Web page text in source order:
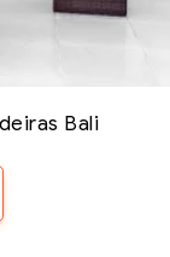
Bali